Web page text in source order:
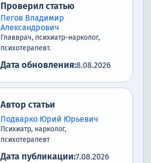
Проверил статью
Пегов Владимир
Александрович
Главврач, психиатр-нарколог,
психотерапевт.
Дата обновления:8.08.2026
Автор статьи
Подварко Юрий Юрьевич
Психиатр, нарколог,
психотерапевт
Дата публикации:7.08.2026